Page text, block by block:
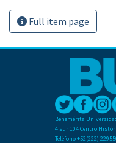
Full item page
Benemérita
4 sur 104 Centro
Teléfono +52(222)